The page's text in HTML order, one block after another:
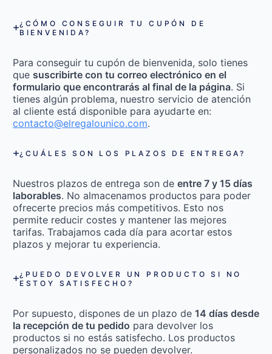
¿CÓMO CONSEGUIR TU CUPÓN DE
BIENVENIDA?
Para conseguir tu cupón de bienvenida, solo tienes
que suscribirte con tu correo electrónico en el
formulario que encontrarás al final de la página. Si
tienes algún problema, nuestro servicio de atención
al cliente está disponible para ayudarte en:
contacto@elregalounico.com.
¿CUÁLES SON LOS PLAZOS DE ENTREGA?
Nuestros plazos de entrega son de entre 7 y 15 días
laborables. No almacenamos productos para poder
ofrecerte precios más competitivos. Esto nos
permite reducir costes y mantener las mejores
tarifas. Trabajamos cada día para acortar estos
plazos y mejorar tu experiencia.
¿PUEDO DEVOLVER UN PRODUCTO SI NO
ESTOY SATISFECHO?
Por supuesto, dispones de un plazo de 14 días desde
la recepción de tu pedido para devolver los
productos si no estás satisfecho. Los productos
personalizados no se pueden devolver.